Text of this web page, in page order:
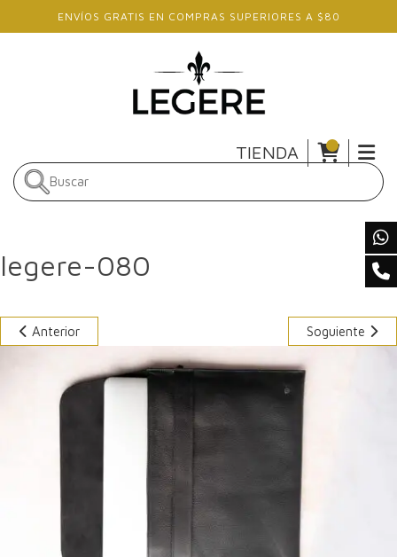
Skip to main content
ENVÍOS GRATIS EN COMPRAS SUPERIORES A $80
TIENDA
legere-080
Anterior Soguiente